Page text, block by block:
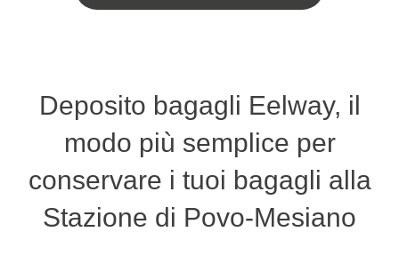
Deposito bagagli Eelway, il
modo più semplice per
conservare i tuoi bagagli alla
Stazione di Povo-Mesiano